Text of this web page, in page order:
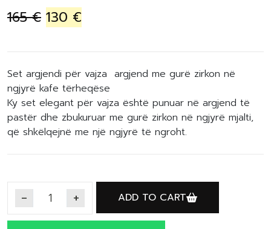
165€ 130 €
Set argjendi për vajza argjend me gurë zirkon në
ngjyrë kafe tërheqëse
Ky set elegant për vajza është punuar në argjend të
pastër dhe zbukuruar me gurë zirkon në ngjyrë mjalti,
që shkëlqejnë me një ngjyrë të ngroht.
ADD TO CART